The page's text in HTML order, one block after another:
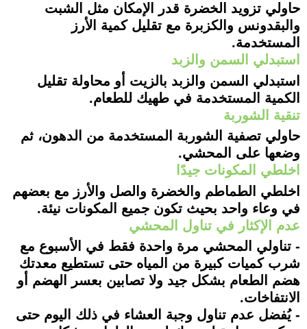
حاولي تزويد الخضرة قدر الإمكان مثل الشبت
والبقدونس والكزبرة مع تقليل كمية الأرز
المستخدمة.
استبدلي السمن والزبد
استبدلي السمن والزبد بالزيت أو محاولة تقليل
الكمية المستخدمة في طهيك للطعام.
تنقية الشوربة
حاولي تصفية الشوربة المستخدمة من الدهون، ثم
وضعها على المحشي.
اخلطي المكونات جيدًا
اخلطي الطماطم والخضرة والصل والأرز مع بعضهم
في وعاء واحد بحيث تكون جميع المكونات نيئة.
عدم الإكثار في تناول المحشي
- تناولي المحشي مرة واحدة فقط في الأسبوع مع
شرب كميات كبيرة من المياه حتى تستطيع معدتك
هضم الطعام بشكل جيد ولا تصابين بعسر الهضم أو
الانتفاخات.
- يُفضل عدم تناول وجبة العشاء في ذلك اليوم حتى